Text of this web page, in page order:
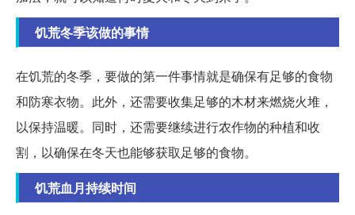
饥荒冬季该做的事情
在饥荒的冬季，要做的第一件事情就是确保有足够的食物
和防寒衣物。此外，还需要收集足够的木材来燃烧火堆，
以保持温暖。同时，还需要继续进行农作物的种植和收
割，以确保在冬天也能够获取足够的食物。
饥荒血月持续时间